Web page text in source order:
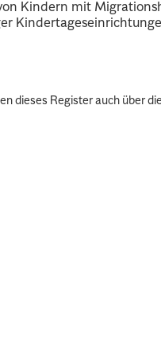
Kindern mit
dieses Register auch über